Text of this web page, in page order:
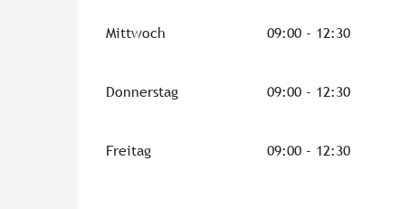
Mittwoch 09:00 - 12:30
Donnerstag 09:00 - 12:30
Freitag 09:00 - 12:30